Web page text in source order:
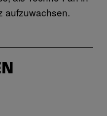
aufzuwachsen.